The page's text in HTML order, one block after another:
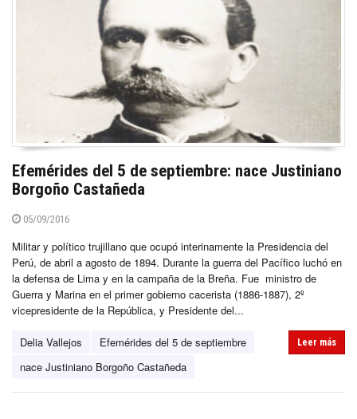
Efemérides del 5 de septiembre: nace Justiniano
Borgoño Castañeda
05/09/2016
Militar y político trujillano que ocupó interinamente la Presidencia del
Perú, de abril a agosto de 1894. Durante la guerra del Pacífico luchó en
la defensa de Lima y en la campaña de la Breña. Fue ministro de
Guerra y Marina en el primer gobierno cacerista (1886-1887), 2º
vicepresidente de la República, y Presidente del...
Delia Vallejos
Efemérides del 5 de septiembre
nace Justiniano Borgoño Castañeda
Leer más